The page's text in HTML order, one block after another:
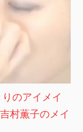
のアイメイ
村薫子のメイ